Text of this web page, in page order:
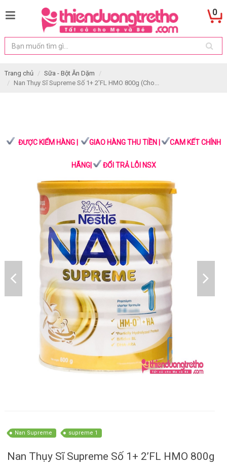
0
Trang chủ
Sữa - Bột Ăn Dặm
Nan Thụy Sĩ Supreme Số 1+ 2’FL HMO 800g (Cho...
ĐƯỢC KIỂM HÀNG | GIAO HÀNG THU TIỀN | CAM KẾT CHÍNH
HÃNG| ĐỔI TRẢ LỖI NSX
Nan Supreme supreme 1
Nan Thụy Sĩ Supreme Số 1+ 2’FL HMO 800g